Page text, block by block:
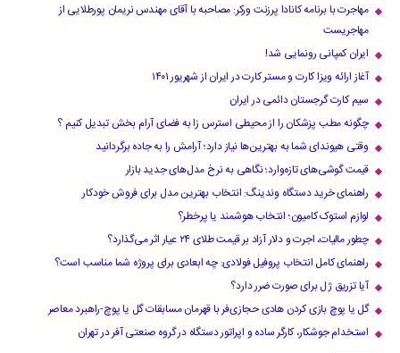
مهاجرت با برنامه کانادا پرزنت ورکر: مصاحبه با آقای مهندس نریمان پورطلایی از
مهاجریست
ایران کمپانی رونمایی شد!
آغاز ارائه ویزا کارت و مستر کارت در ایران از شهریور ۱۴۰۱
سیم کارت گرجستان دائمی در ایران
چگونه مطب پزشکان را از محیطی استرس زا به فضای آرام بخش تبدیل کنیم ؟
وقتی هیوندای شما به بهترین‌ها نیاز دارد؛ آرامش را به جاده برگردانید
قیمت گوشی‌های تازه‌وارد؛ نگاهی به نرخ مدل‌های جدید بازار
راهنمای خرید دستگاه وندینگ: انتخاب بهترین مدل برای فروش خودکار
لوازم استوک کامیون؛ انتخاب هوشمند یا پرخطر؟
چطور مالیات، اجرت و دلار آزاد بر قیمت طلای ۲۴ عیار اثر می‌گذارد؟
راهنمای کامل انتخاب پروفیل فولادی: چه ابعادی برای پروژه شما مناسب است؟
آیا تزریق ژل برای صورت ضرر دارد​؟
گل یا پوچ بازی کردن هادی حجازی‌فر با قهرمان مسابقات گل یا پوچ-راهبرد معاصر
استخدام جوشکار، کارگر ساده و اپراتور دستگاه در گروه صنعتی آفر در تهران